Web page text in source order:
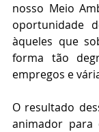
nosso Meio
oportunidade
àqueles que
forma tão
empregos e
O resultado
animador para